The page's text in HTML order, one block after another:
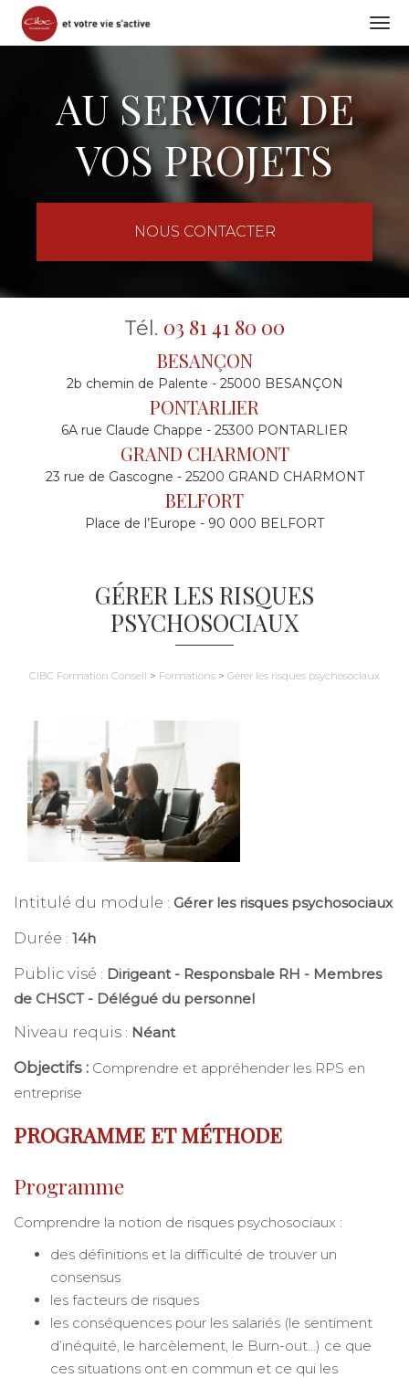
AU SERVICE DE
VOS PROJETS
NOUS CONTACTER
Tél. 03 81 41 80 00
BESANÇON
2b chemin de Palente - 25000 BESANÇON
PONTARLIER
6A rue Claude Chappe - 25300 PONTARLIER
GRAND CHARMONT
23 rue de Gascogne - 25200 GRAND CHARMONT
BELFORT
Place de l’Europe - 90 000 BELFORT
GÉRER LES RISQUES
PSYCHOSOCIAUX
CIBC Formation Conseil > Formations > Gérer les risques psychosociaux
Intitulé du module : Gérer les risques psychosociaux
Durée : 14h
Public visé : Dirigeant - Responsbale RH - Membres
de CHSCT - Délégué du personnel
Niveau requis : Néant
Objectifs : Comprendre et appréhender les RPS en
entreprise
PROGRAMME ET MÉTHODE
Programme
Comprendre la notion de risques psychosociaux :
des définitions et la difficulté de trouver un
consensus
les facteurs de risques
les conséquences pour les salariés (le sentiment
d’inéquité, le harcèlement, le Burn-out…) ce que
ces situations ont en commun et ce qui les